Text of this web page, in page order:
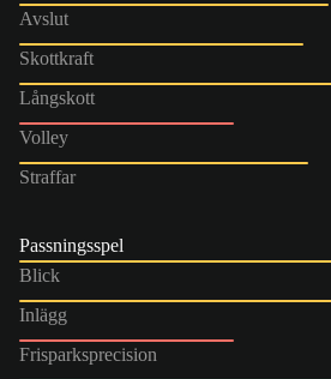
Avslut
Skottkraft
Långskott
Volley
Straffar
Passningsspel
Blick
Inlägg
Frisparksprecision